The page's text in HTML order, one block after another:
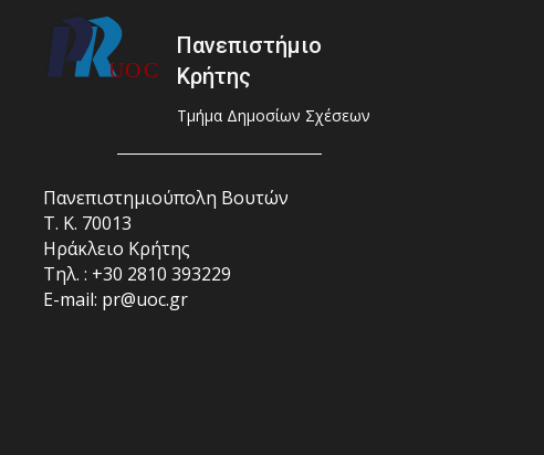
Πανεπιστήμιο
Κρήτης
Τμήμα Δημοσίων Σχέσεων
Πανεπιστημιούπολη Βουτών
Τ. Κ. 70013
Ηράκλειο Κρήτης
Τηλ. : +30 2810 393229
E-mail: pr@uoc.gr